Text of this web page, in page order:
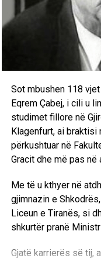
Perfomanca e
të mirat e Shqipërisë
A$AP e konfirmon
Sot mbushen 118
Eqrem Çabej, i cili u
studimet fillore në
Klagenfurt, ai braktisi
përkushtuar në
Gracit dhe më pas në
Me të u kthyer në
gjimnazin e
Liceun e Tiranës, si
shkurtër pranë
Gjatë karrierës së tij,